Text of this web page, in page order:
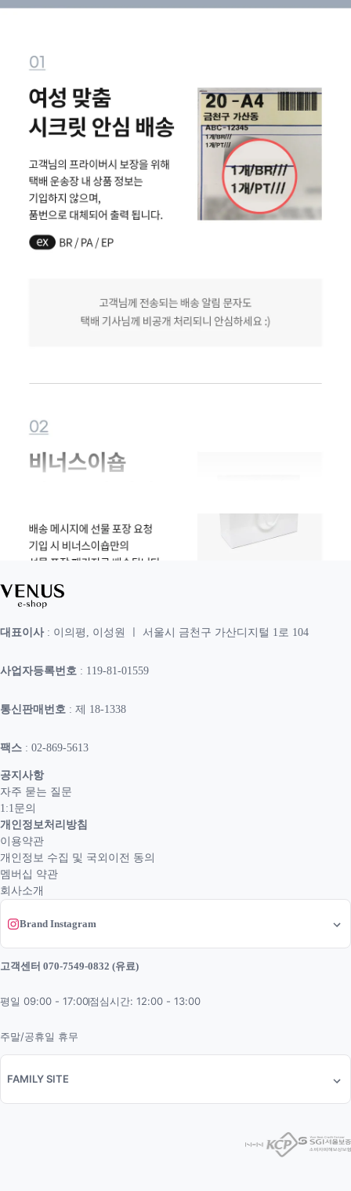
대표이사: 이의평, 이성원 ㅣ 서울시 금천구 가산디지털 1로 104
사업자등록번호 : 119-81-01559
통신판매번호 : 제 18-1338
팩스 : 02-869-5613
공지사항
자주 묻는 질문
1:1문의
개인정보처리방침
이용약관
개인정보 수집 및 국외이전 동의
멤버십 약관
회사소개
Brand Instagram
고객센터 070-7549-0832 (유료)
평일 09:00 - 17:00점심시간: 12:00 - 13:00
주말/공휴일 휴무
FAMILY SITE